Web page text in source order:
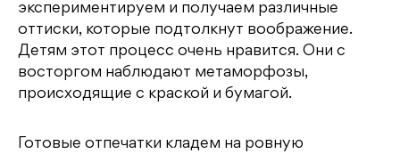
экспериментируем и получаем различные
оттиски, которые подтолкнут воображение.
Детям этот процесс очень нравится. Они с
восторгом наблюдают метаморфозы,
происходящие с краской и бумагой.
Готовые отпечатки кладем на ровную